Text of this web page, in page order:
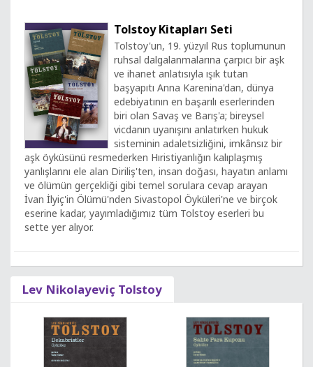
Tolstoy Kitapları Seti
Tolstoy'un, 19. yüzyıl Rus toplumunun
ruhsal dalgalanmalarına çarpıcı bir aşk
ve ihanet anlatısıyla ışık tutan
başyapıtı Anna Karenina'dan, dünya
edebiyatının en başarılı eserlerinden
biri olan Savaş ve Barış'a; bireysel
vicdanın uyanışını anlatırken hukuk
sisteminin adaletsizliğini, imkânsız bir
aşk öyküsünü resmederken Hıristiyanlığın kalıplaşmış
yanlışlarını ele alan Diriliş'ten, insan doğası, hayatın anlamı
ve ölümün gerçekliği gibi temel sorulara cevap arayan
İvan İlyiç'in Ölümü'nden Sivastopol Öyküleri'ne ve birçok
eserine kadar, yayımladığımız tüm Tolstoy eserleri bu
sette yer alıyor.
Lev Nikolayeviç Tolstoy